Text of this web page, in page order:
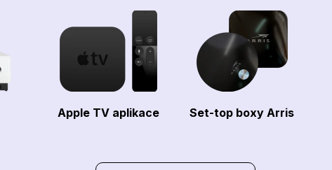
Apple TV aplikace Set-top boxy Arris